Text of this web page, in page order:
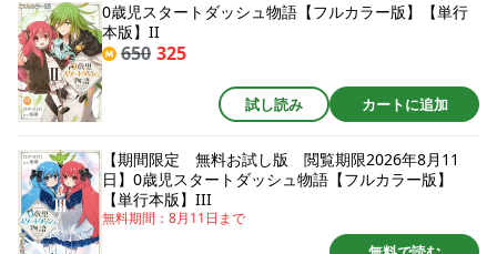
0歳児スタートダッシュ物語【フルカラー版】【単行
本版】II
650 325
試し読み カートに追加
【期間限定 無料お試し版 閲覧期限2026年8月11
日】0歳児スタートダッシュ物語【フルカラー版】
【単行本版】III
無料期間： 8月11日 まで